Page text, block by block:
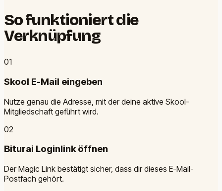
So funktioniert die
Verknüpfung
01
Skool E-Mail eingeben
Nutze genau die Adresse, mit der deine aktive Skool-
Mitgliedschaft geführt wird.
02
Biturai Loginlink öffnen
Der Magic Link bestätigt sicher, dass dir dieses E-Mail-
Postfach gehört.